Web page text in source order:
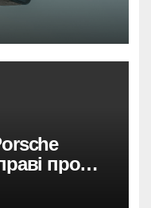
на 735
після
прямим
після
про